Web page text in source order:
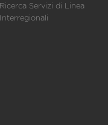
Ricerca Servizi di Linea
Interregionali